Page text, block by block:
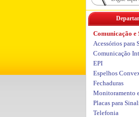
Comunicação e
Acessórios para
Comunicação
EPI
Espelhos
Fechaduras
Monitoramento
Placas para
Telefonia